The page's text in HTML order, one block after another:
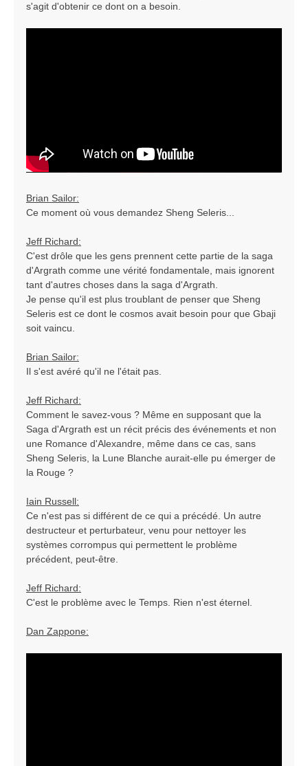
s'agit d'obtenir ce dont on a besoin.
Brian Sailor:
Ce moment où vous demandez Sheng Seleris...
Jeff Richard:
C'est drôle que les gens prennent cette partie de la saga
d'Argrath comme une vérité fondamentale, mais ignorent
tant d'autres choses dans la saga d'Argrath.
Je pense qu'il est plus troublant de penser que Sheng
Seleris est ce dont le cosmos avait besoin pour que Gbaji
soit vaincu.
Brian Sailor:
Il s'est avéré qu'il ne l'était pas.
Jeff Richard:
Comment le savez-vous ? Même en supposant que la
Saga d'Argrath est un récit précis des événements et non
une Romance d'Alexandre, même dans ce cas, sans
Sheng Seleris, la Lune Blanche aurait-elle pu émerger de
la Rouge ?
Iain Russell:
Ce n'est pas si différent de ce qui a précédé. Un autre
destructeur et perturbateur, venu pour nettoyer les
systèmes corrompus qui permettent le problème
précédent, peut-être.
Jeff Richard:
C'est le problème avec le Temps. Rien n'est éternel.
Dan Zappone: